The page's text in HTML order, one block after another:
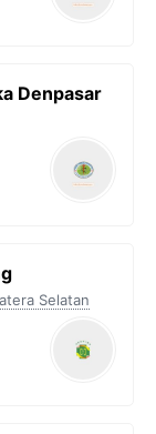
Denpasar
Selatan